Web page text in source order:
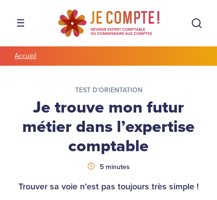
Aller au contenu
Aller à la navigation
MENU
Accueil
TEST D'ORIENTATION
Je trouve mon futur
métier dans l’expertise
comptable
Durée
5 minutes
Trouver sa voie n’est pas toujours très simple !